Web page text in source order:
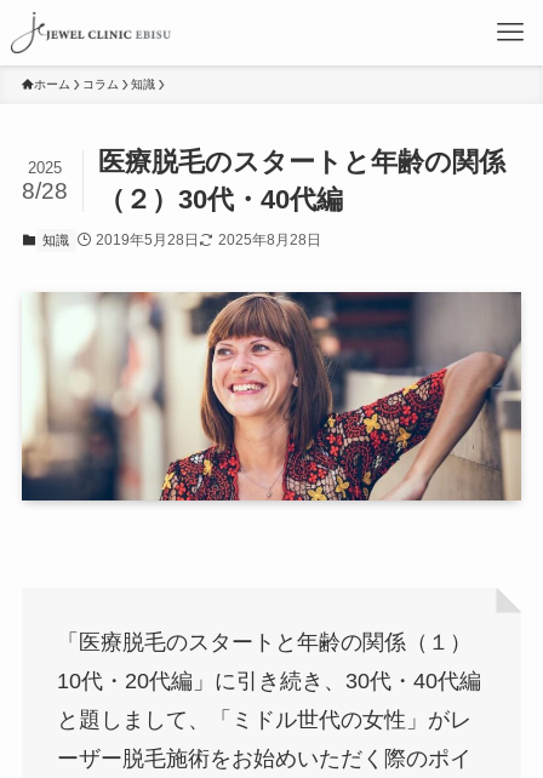
ホーム コラム 知識
医療脱毛のスタートと年齢の関係
（２）30代・40代編
2025
8/28
知識 2019年5月28日 2025年8月28日
「医療脱毛のスタートと年齢の関係（１）
10代・20代編」に引き続き、30代・40代編
と題しまして、「ミドル世代の女性」がレ
ーザー脱毛施術をお始めいただく際のポイ